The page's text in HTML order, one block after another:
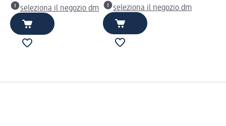
seleziona il negozio dm
seleziona il negozio dm